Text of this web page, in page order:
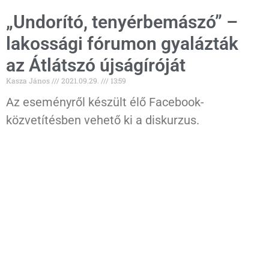
„Undorító, tenyérbemászó” –
lakossági fórumon gyalázták
az Átlátszó újságíróját
Kasza János 2021.09.29. 13:59
Az eseményről készült élő Facebook-
közvetítésben vehető ki a diskurzus.